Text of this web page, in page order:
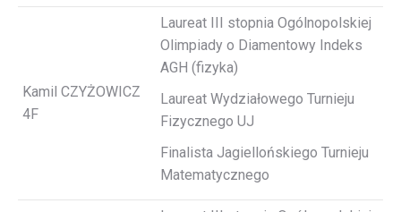
Kamil CZYŻOWICZ
4F
Laureat III stopnia Ogólnopolskiej
Olimpiady o Diamentowy Indeks
AGH (fizyka)
Laureat Wydziałowego Turnieju
Fizycznego UJ
Finalista Jagiellońskiego Turnieju
Matematycznego